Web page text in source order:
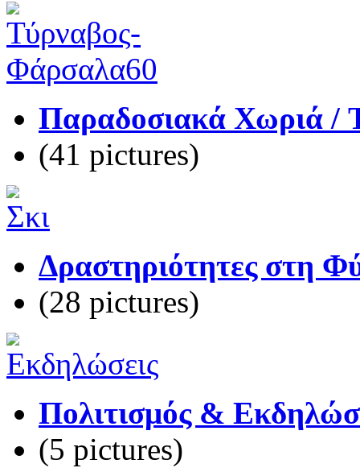
Παραδοσιακά Χωριά /
(41 pictures)
Δραστηριότητες στη
(28 pictures)
Πολιτισμός &
(5 pictures)